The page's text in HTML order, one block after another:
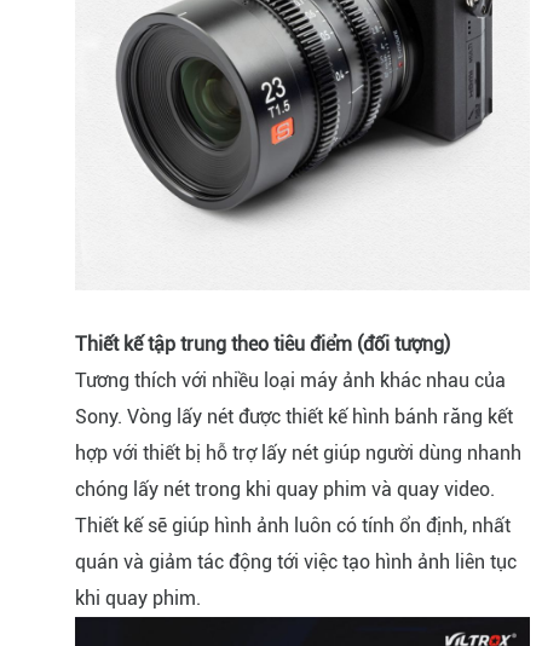
Thiết kế tập trung theo tiêu điểm (đối tượng)
Tương thích với nhiều loại máy ảnh khác nhau của
Sony. Vòng lấy nét được thiết kế hình bánh răng kết
hợp với thiết bị hỗ trợ lấy nét giúp người dùng nhanh
chóng lấy nét trong khi quay phim và quay video.
Thiết kế sẽ giúp hình ảnh luôn có tính ổn định, nhất
quán và giảm tác động tới việc tạo hình ảnh liên tục
khi quay phim.